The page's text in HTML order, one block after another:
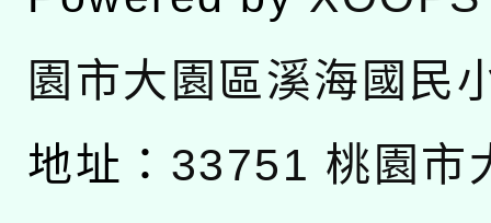
園市大園區溪海國民
地址： 33751 桃園市